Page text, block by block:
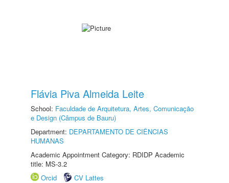
Flávia Piva Almeida Leite
School: Faculdade de Arquitetura, Artes, Comunicação
e Design (Câmpus de Bauru)
Department: DEPARTAMENTO DE CIÊNCIAS
HUMANAS
Academic Appointment Category: RDIDP Academic
title: MS-3.2
Orcid
CV Lattes